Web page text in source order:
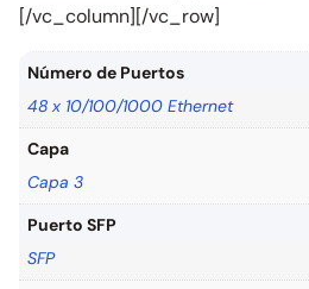
[/vc_column][/vc_row]
Número de Puertos
48 x 10/100/1000 Ethernet
Capa
Capa 3
Puerto SFP
SFP